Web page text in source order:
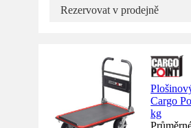
Rezervovat v prodejně
Cargo
kg